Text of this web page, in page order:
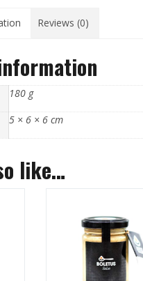
Reviews (0)
180 g
5 × 6 × 6 cm
like…